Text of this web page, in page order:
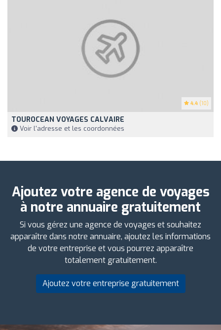
4.4 (10)
TOUROCEAN VOYAGES CALVAIRE
Voir l'adresse et les coordonnées
Ajoutez votre agence de voyages
à notre annuaire gratuitement
Si vous gérez une agence de voyages et souhaitez
apparaître dans notre annuaire, ajoutez les informations
de votre entreprise et vous pourrez apparaître
totalement gratuitement.
Ajoutez votre entreprise gratuitement